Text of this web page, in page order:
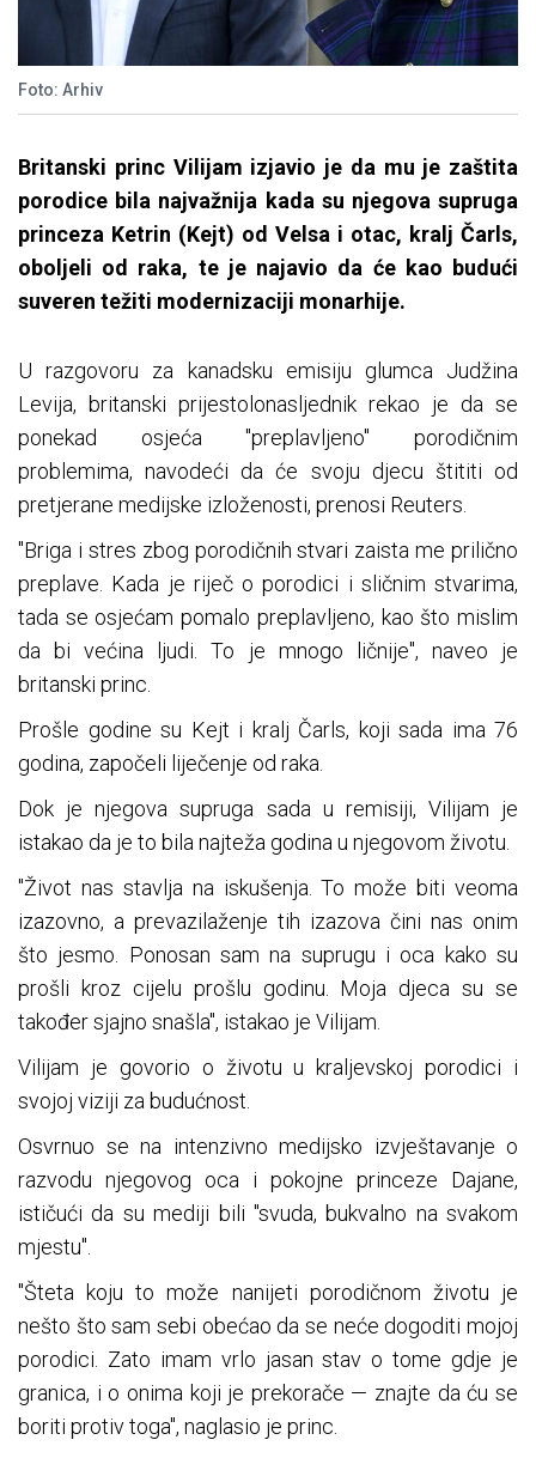
Foto: Arhiv
Britanski princ Vilijam izjavio je da mu je zaštita
porodice bila najvažnija kada su njegova supruga
princeza Ketrin (Kejt) od Velsa i otac, kralj Čarls,
oboljeli od raka, te je najavio da će kao budući
suveren težiti modernizaciji monarhije.
U razgovoru za kanadsku emisiju glumca Judžina
Levija, britanski prijestolonasljednik rekao je da se
ponekad osjeća "preplavljeno" porodičnim
problemima, navodeći da će svoju djecu štititi od
pretjerane medijske izloženosti, prenosi Reuters.
"Briga i stres zbog porodičnih stvari zaista me prilično
preplave. Kada je riječ o porodici i sličnim stvarima,
tada se osjećam pomalo preplavljeno, kao što mislim
da bi većina ljudi. To je mnogo ličnije", naveo je
britanski princ.
Prošle godine su Kejt i kralj Čarls, koji sada ima 76
godina, započeli liječenje od raka.
Dok je njegova supruga sada u remisiji, Vilijam je
istakao da je to bila najteža godina u njegovom životu.
"Život nas stavlja na iskušenja. To može biti veoma
izazovno, a prevazilaženje tih izazova čini nas onim
što jesmo. Ponosan sam na suprugu i oca kako su
prošli kroz cijelu prošlu godinu. Moja djeca su se
također sjajno snašla", istakao je Vilijam.
Vilijam je govorio o životu u kraljevskoj porodici i
svojoj viziji za budućnost.
Osvrnuo se na intenzivno medijsko izvještavanje o
razvodu njegovog oca i pokojne princeze Dajane,
ističući da su mediji bili "svuda, bukvalno na svakom
mjestu".
"Šteta koju to može nanijeti porodičnom životu je
nešto što sam sebi obećao da se neće dogoditi mojoj
porodici. Zato imam vrlo jasan stav o tome gdje je
granica, i o onima koji je prekorače — znajte da ću se
boriti protiv toga", naglasio je princ.